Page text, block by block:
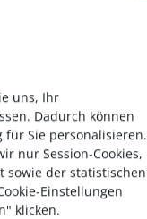
uns, Ihr
Dadurch können
für Sie personalisieren.
nur Session-Cookies,
sowie der statistischen
Einstellungen
klicken.